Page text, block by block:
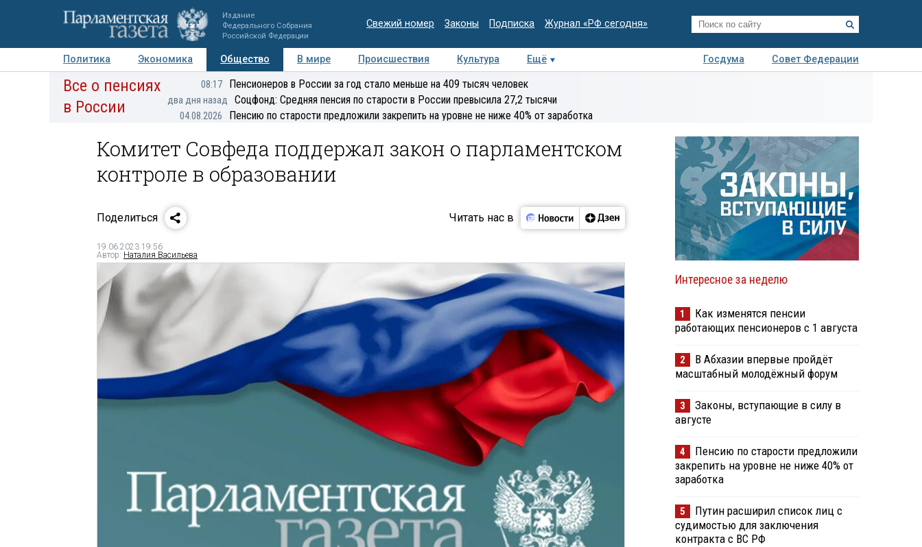
Издание
Федерального Собрания
Российской Федерации
Свежий номер Законы Подписка Журнал «РФ сегодня»
Политика Экономика Общество В мире Происшествия Культура Ещё Госдума
Совет Федерации
Авторы Персоны Мнения Регионы Медиацентр Интервью Колумнисты
Все о пенсиях
в России
08:17 Пенсионеров в России за год стало меньше на 409 тысяч человек
два дня назад Соцфонд: Средняя пенсия по старости в России превысила 27,2 тысячи
04.08.2026 Пенсию по старости предложили закрепить на уровне не ниже 40% от заработка
Комитет Совфеда поддержал закон о парламентском
контроле в образовании
Поделиться Читать нас в
19.06.2023 19:56
Автор: Наталия Васильева
Интересное за неделю
1
Как изменятся пенсии
работающих пенсионеров с 1 августа
2
В Абхазии впервые пройдёт
масштабный молодёжный форум
3
Законы, вступающие в силу в
августе
4
Пенсию по старости предложили
закрепить на уровне не ниже 40% от
заработка
5
Путин расширил список лиц с
судимостью для заключения
контракта с ВС РФ